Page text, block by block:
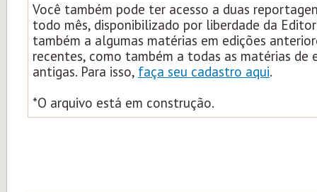
Você também pode ter acesso a duas
todo mês, disponibilizado por liberdade da
também a algumas matérias em edições
recentes, como também a todas as matérias de
antigas. Para isso, faça seu cadastro aqui.
*O arquivo está em construção.